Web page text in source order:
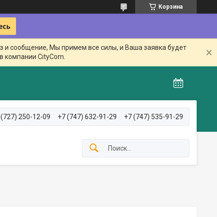
Корзина
и сообщение, Мы примем все силы, и Ваша заявка будет
компании CityCom.
(727) 250-12-09 +7 (747) 632-91-29 +7 (747) 535-91-29